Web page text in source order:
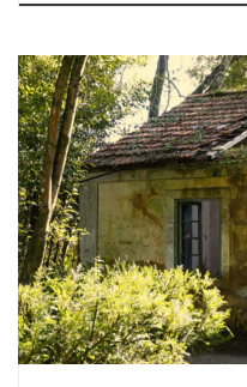
Η άνοιξη ξεψύχησε στα χέρια
ψευδαισθήσεων αρνήθηκε του
έθαψα στη μνήμη μου γυμνή μ’
μια σπασμένη Κυριακή ανάμεσα
των εποχών. Το καλοκαίρι